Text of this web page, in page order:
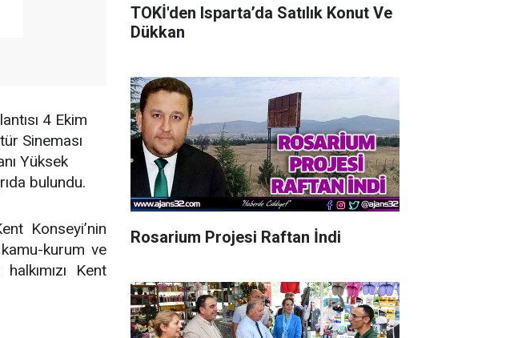
4 Ekim
Sineması
Yüksek
bulundu.
Konseyi’nin
kurum ve
Kent
TOKİ'den Isparta’da Satılık Konut Ve
Dükkan
Rosarium Projesi Raftan İndi